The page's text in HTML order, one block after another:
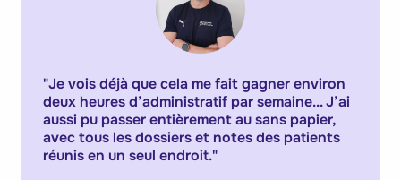
"Je vois déjà que cela me fait gagner environ
deux heures d’administratif par semaine... J’ai
aussi pu passer entièrement au sans papier,
avec tous les dossiers et notes des patients
réunis en un seul endroit."